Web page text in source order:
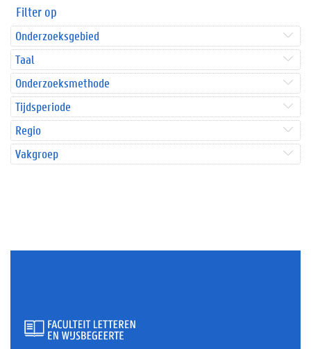
Filter op
Onderzoeksgebied
Taal
Onderzoeksmethode
Tijdsperiode
Regio
Vakgroep